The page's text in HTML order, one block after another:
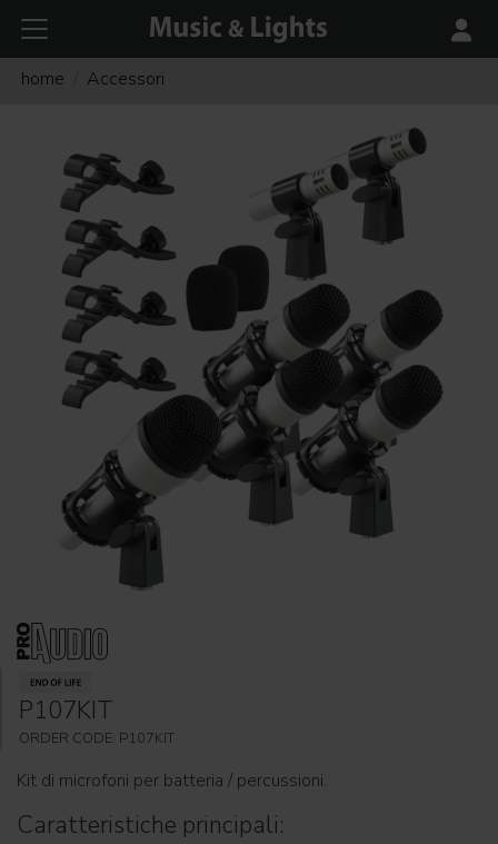
home Accessori
P107KIT
ORDER CODE: P107KIT
Kit di microfoni per batteria / percussioni.
Caratteristiche principali: